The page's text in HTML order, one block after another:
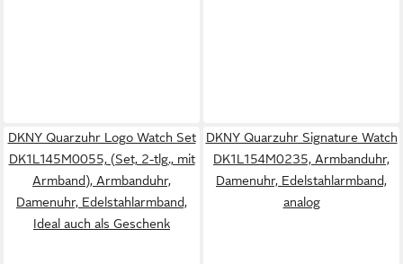
DKNY Quarzuhr Logo Watch Set
DK1L145M0055, (Set, 2-tlg., mit
Armband), Armbanduhr,
Damenuhr, Edelstahlarmband,
Ideal auch als Geschenk
DKNY Quarzuhr Signature Watch
DK1L154M0235, Armbanduhr,
Damenuhr, Edelstahlarmband,
analog